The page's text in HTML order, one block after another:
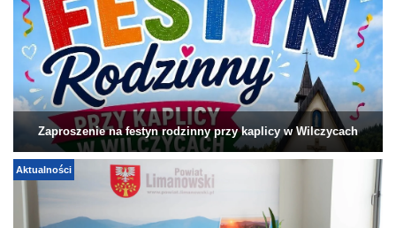
Zaproszenie na festyn rodzinny przy kaplicy w Wilczycach
Aktualności